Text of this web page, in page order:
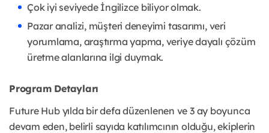
Çok iyi seviyede İngilizce biliyor olmak.
Pazar analizi, müşteri deneyimi tasarımı, veri
yorumlama, araştırma yapma, veriye dayalı çözüm
üretme alanlarına ilgi duymak.
Program Detayları
Future Hub yılda bir defa düzenlenen ve 3 ay boyunca
devam eden, belirli sayıda katılımcının olduğu, ekiplerin